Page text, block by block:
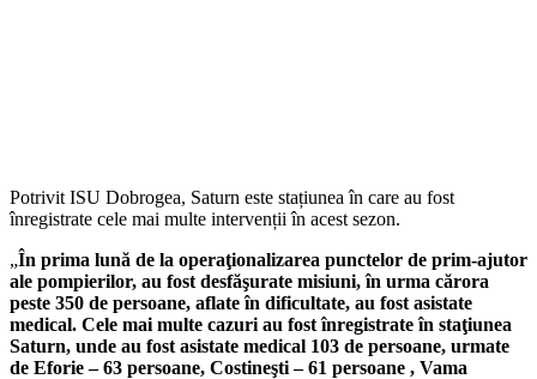
Potrivit ISU Dobrogea, Saturn este stațiunea în care au fost
înregistrate cele mai multe intervenții în acest sezon.
„În prima lună de la operaţionalizarea punctelor de prim-ajutor
ale pompierilor, au fost desfăşurate misiuni, în urma cărora
peste 350 de persoane, aflate în dificultate, au fost asistate
medical. Cele mai multe cazuri au fost înregistrate în staţiunea
Saturn, unde au fost asistate medical 103 de persoane, urmate
de Eforie – 63 persoane, Costineşti – 61 persoane , Vama